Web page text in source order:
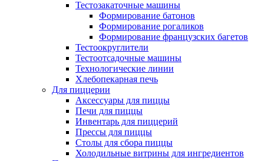
Тестозакаточные машины
Формирование батонов
Формирование рогаликов
Формирование французских багетов
Тестоокруглители
Тестоотсадочные машины
Технологические линии
Хлебопекарная печь
Для пиццерии
Аксессуары для пиццы
Печи для пиццы
Инвентарь для пиццерий
Прессы для пиццы
Столы для сбора пиццы
Холодильные витрины для ингредиентов